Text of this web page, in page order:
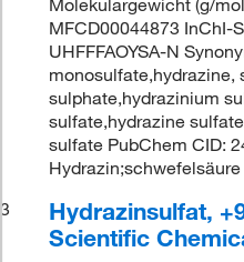
MFCD00044873 InChI-
UHFFFAOYSA-N
monosulfate,hydrazine,
sulphate,hydrazinium
sulfate,hydrazine
sulfate PubChem CID:
Hydrazin;schwefelsäure
3
Hydrazinsulfat,
Scientific